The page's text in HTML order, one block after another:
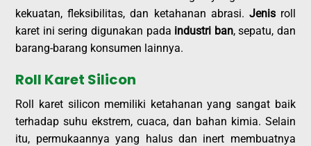
kekuatan, fleksibilitas, dan ketahanan abrasi. Jenisroll
karet ini sering digunakan pada industri ban, sepatu, dan
barang-barang konsumen lainnya.
Roll Karet Silicon
Roll karet silicon memiliki ketahanan yang sangat baik
terhadap suhu ekstrem, cuaca, dan bahan kimia. Selain
itu, permukaannya yang halus dan inert membuatnya